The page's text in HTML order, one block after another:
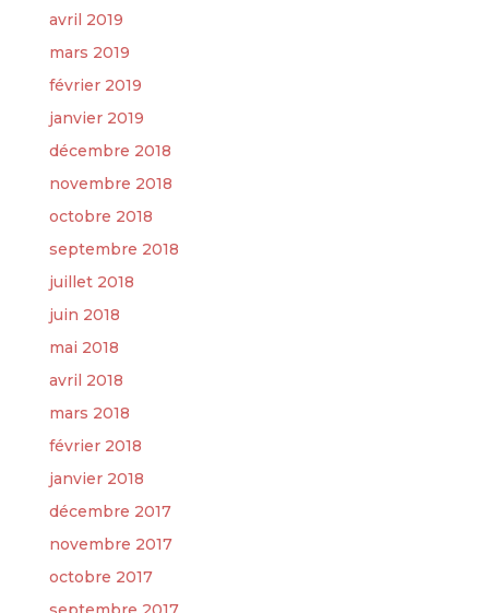
avril 2019
mars 2019
février 2019
janvier 2019
décembre 2018
novembre 2018
octobre 2018
septembre 2018
juillet 2018
juin 2018
mai 2018
avril 2018
mars 2018
février 2018
janvier 2018
décembre 2017
novembre 2017
octobre 2017